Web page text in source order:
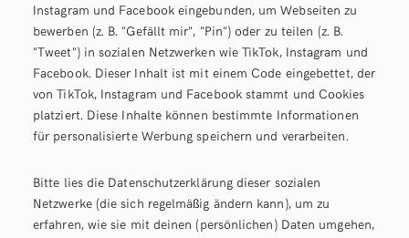
Instagram und Facebook eingebunden, um Webseiten zu
bewerben (z. B. "Gefällt mir", "Pin") oder zu teilen (z. B.
"Tweet") in sozialen Netzwerken wie TikTok, Instagram und
Facebook. Dieser Inhalt ist mit einem Code eingebettet, der
von TikTok, Instagram und Facebook stammt und Cookies
platziert. Diese Inhalte können bestimmte Informationen
für personalisierte Werbung speichern und verarbeiten.
Bitte lies die Datenschutzerklärung dieser sozialen
Netzwerke (die sich regelmäßig ändern kann), um zu
erfahren, wie sie mit deinen (persönlichen) Daten umgehen,